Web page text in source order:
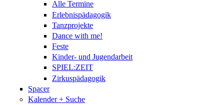
Alle Termine
Erlebnispädagogik
Tanzprojekte
Dance with me!
Feste
Kinder- und Jugendarbeit
SPIEL:ZEIT
Zirkuspädagogik
Spacer
Kalender + Suche